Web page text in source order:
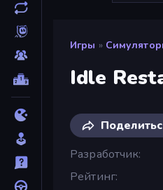
Игры »
Idle
Разработчик
Рейтинг